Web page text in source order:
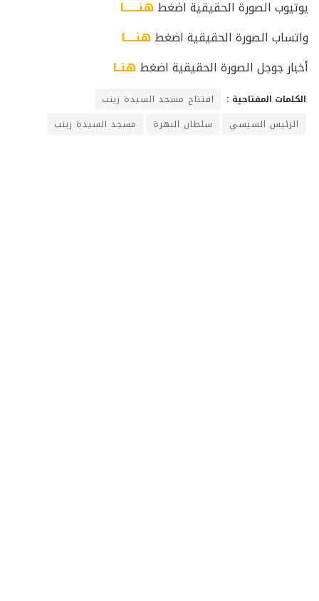
يوتيوب الصورة الحقيقية اضغط هنـــــــا
واتساب الصورة الحقيقية اضغط هنـــــا
أخبار جوجل الصورة الحقيقية اضغط هنــا
الكلمات المفتاحية :
افتتاح مسجد السيدة زينب
الرئيس السيسي
سلطان البهرة مسجد السيدة زينب